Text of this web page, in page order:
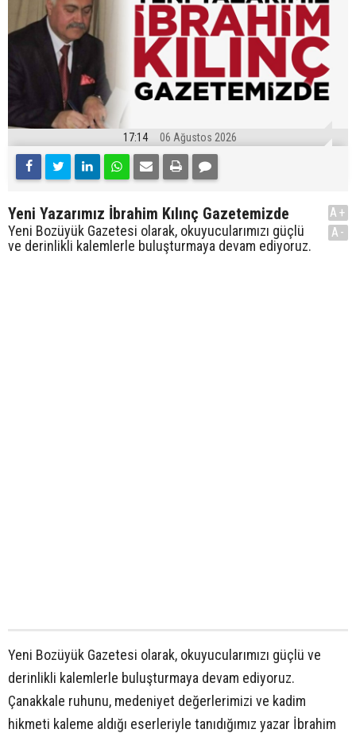
17:14 06 Ağustos 2026
Yeni Yazarımız İbrahim Kılınç Gazetemizde
Yeni Bozüyük Gazetesi olarak, okuyucularımızı güçlü
ve derinlikli kalemlerle buluşturmaya devam ediyoruz.
A+
A-
Yeni Bozüyük Gazetesi olarak, okuyucularımızı güçlü ve
derinlikli kalemlerle buluşturmaya devam ediyoruz.
Çanakkale ruhunu, medeniyet değerlerimizi ve kadim
hikmeti kaleme aldığı eserleriyle tanıdığımız yazar İbrahim